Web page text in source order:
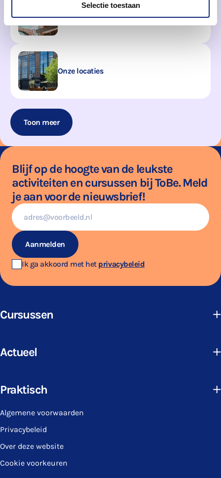
Selectie toestaan
Instru­ment huren
Onze loca­ties
Toon meer
Blijf op de hoogte van de leukste
activiteiten en cursussen bij ToBe. Meld
je aan voor de nieuwsbrief!
E-
mailadres
Aanmelden
Ik ga akkoord met het privacybeleid
Cursussen
Actueel
Praktisch
Algemene voorwaarden
Privacybeleid
Over deze website
Cookie voorkeuren